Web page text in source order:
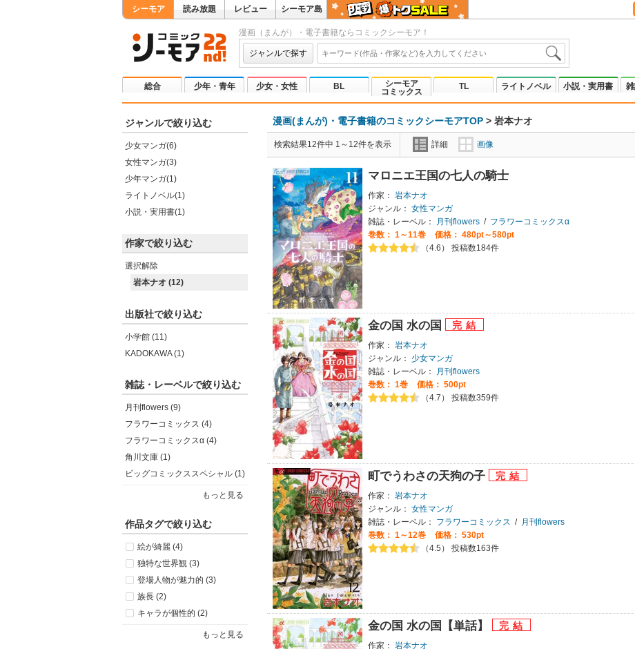
シーモア 読み放題 レビュー シーモア島
漫画（まんが）・電子書籍ならコミックシーモア！
ジャンルで探す
総合 少年・青年 少女・女性 BL
シーモア
コミックス
TL ライトノベル 小説・実用書
ジャンルで絞り込む
少女マンガ(6)
女性マンガ(3)
少年マンガ(1)
ライトノベル(1)
小説・実用書(1)
作家で絞り込む
選択解除
岩本ナオ (12)
出版社で絞り込む
小学館 (11)
KADOKAWA (1)
雑誌・レーベルで絞り込む
月刊flowers (9)
フラワーコミックス (4)
フラワーコミックスα (4)
角川文庫 (1)
ビッグコミックススペシャル (1)
もっと見る
作品タグで絞り込む
絵が綺麗 (4)
独特な世界観 (3)
登場人物が魅力的 (3)
族長 (2)
キャラが個性的 (2)
もっと見る
漫画(まんが)・電子書籍のコミックシーモアTOP > 岩本ナオ
検索結果12件中 1～12件を表示 詳細 画像
マロニエ王国の七人の騎士
作家： 岩本ナオ
ジャンル： 女性マンガ
雑誌・レーベル：
月刊flowers / フラワーコミックスα
巻数： 1～11巻
価格： 480pt～580pt
（4.6） 投稿数184件
金の国 水の国
作家： 岩本ナオ
ジャンル：
少女マンガ
雑誌・レーベル：
月刊flowers
巻数： 1巻
価格： 500pt
（4.7） 投稿数359件
町でうわさの天狗の子
作家： 岩本ナオ
ジャンル： 女性マンガ
雑誌・レーベル：
フラワーコミックス /
月刊flowers
巻数： 1～12巻
価格： 530pt
（4.5） 投稿数163件
金の国 水の国【単話】
作家： 岩本ナオ